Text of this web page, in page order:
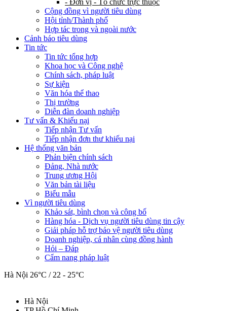
- Đơn vị - Tổ chức trực thuộc
Cộng đồng vì người tiêu dùng
Hội tỉnh/Thành phố
Hợp tác trong và ngoài nước
Cảnh báo tiêu dùng
Tin tức
Tin tức tổng hợp
Khoa học và Công nghệ
Chính sách, pháp luật
Sự kiện
Văn hóa thể thao
Thị trường
Diễn đàn doanh nghiệp
Tư vấn & Khiếu nại
Tiếp nhận Tư vấn
Tiếp nhận đơn thư khiếu nại
Hệ thống văn bản
Phản biện chính sách
Đảng, Nhà nước
Trung ương Hội
Văn bản tài liệu
Biểu mẫu
Vì người tiêu dùng
Khảo sát, bình chọn và công bố
Hàng hóa - Dịch vụ người tiêu dùng tin cậy
Giải pháp hỗ trợ bảo vệ người tiêu dùng
Doanh nghiệp, cá nhân cùng đồng hành
Hỏi – Đáp
Cẩm nang pháp luật
Hà Nội 26°C / 22 - 25°C
Hà Nội